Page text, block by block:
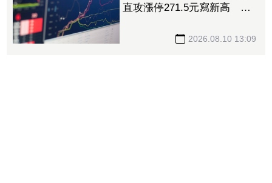
直攻漲停271.5元寫新高 高
2026.08.10 13:09